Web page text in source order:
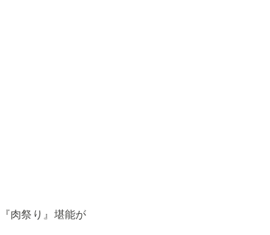
肉祭り』堪能が